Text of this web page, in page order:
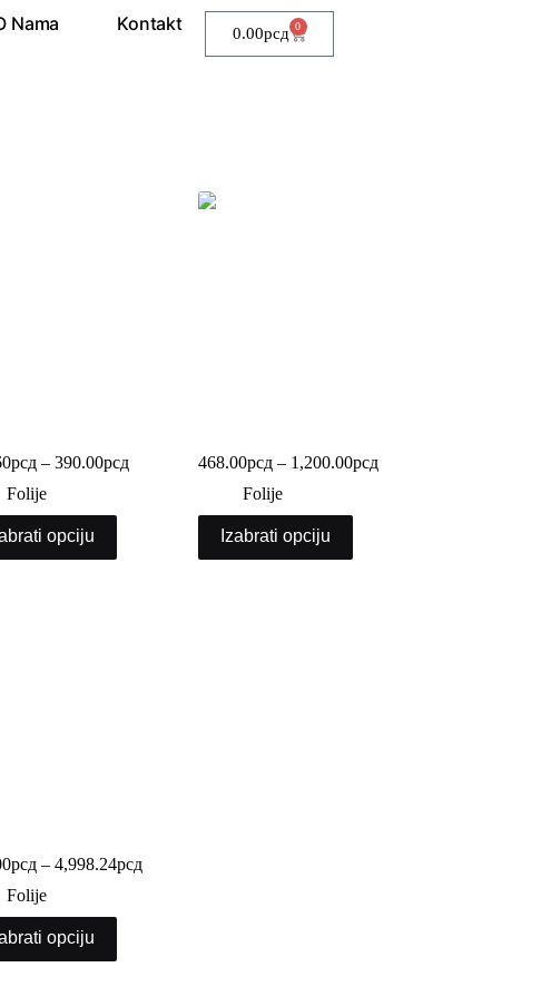
Nama Kontakt 0.00рсд 0
рсд – 390.00рсд
Folije
opciju
468.00рсд – 1,200.00рсд
Folije
Izabrati opciju
рсд – 4,998.24рсд
Folije
opciju